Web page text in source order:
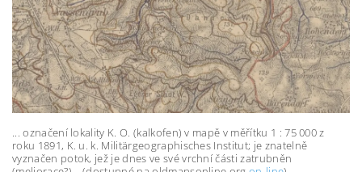
... označení lokality K. O. (kalkofen) v mapě v měřítku 1 : 75 000 z
roku 1891, K. u. k. Militärgeographisches Institut; je znatelně
vyznačen potok, jež je dnes ve své vrchní části zatrubněn